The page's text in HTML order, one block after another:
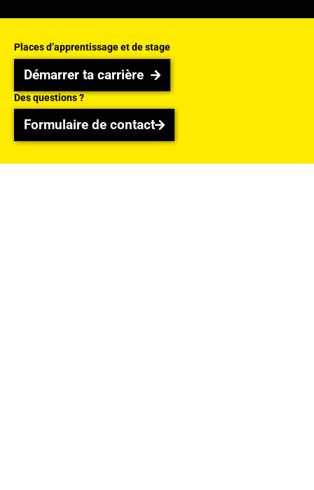
Places d’apprentissage et de stage
Démarrer ta carrière
Des questions ?
Formulaire de contact